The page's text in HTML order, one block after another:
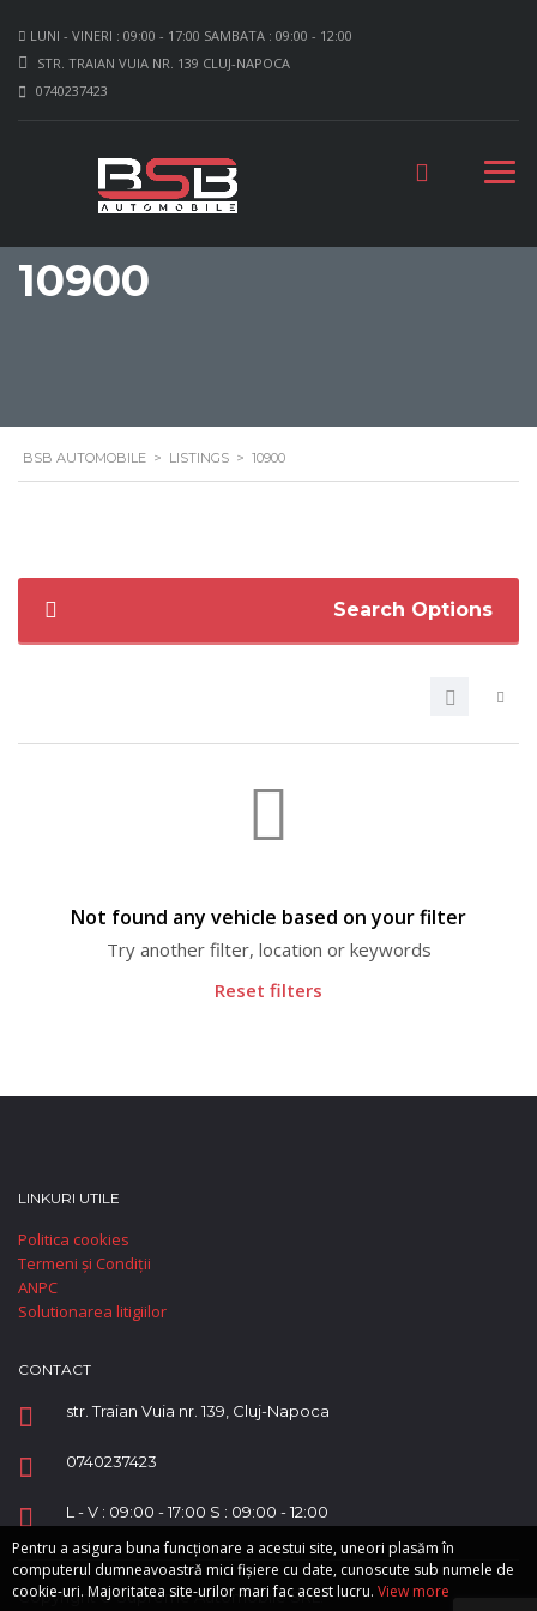
LUNI - VINERI : 09:00 - 17:00 SAMBATA : 09:00 - 12:00
STR. TRAIAN VUIA NR. 139 CLUJ-NAPOCA
0740237423
10900
BSB AUTOMOBILE > LISTINGS > 10900
Search Options
Not found any vehicle based on your filter
Try another filter, location or keywords
Reset filters
LINKURI UTILE
Politica cookies
Termeni și Condiții
ANPC
Solutionarea litigiilor
CONTACT
str. Traian Vuia nr. 139, Cluj-Napoca
0740237423
L - V : 09:00 - 17:00 S : 09:00 - 12:00
Copyright © Supreme Automobile SRL.
Pentru a asigura buna funcționare a acestui site, uneori plasăm în
computerul dumneavoastră mici fișiere cu date, cunoscute sub numele de
cookie-uri. Majoritatea site-urilor mari fac acest lucru. View more